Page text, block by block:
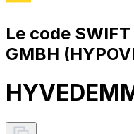
Le code
GMBH